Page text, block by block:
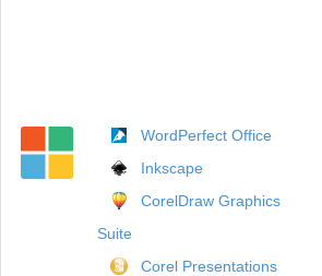
WordPerfect Office
Inkscape
CorelDraw Graphics
Suite
Corel Presentations